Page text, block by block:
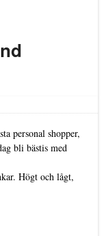
personal shopper,
bli bästis med
Högt och lågt,